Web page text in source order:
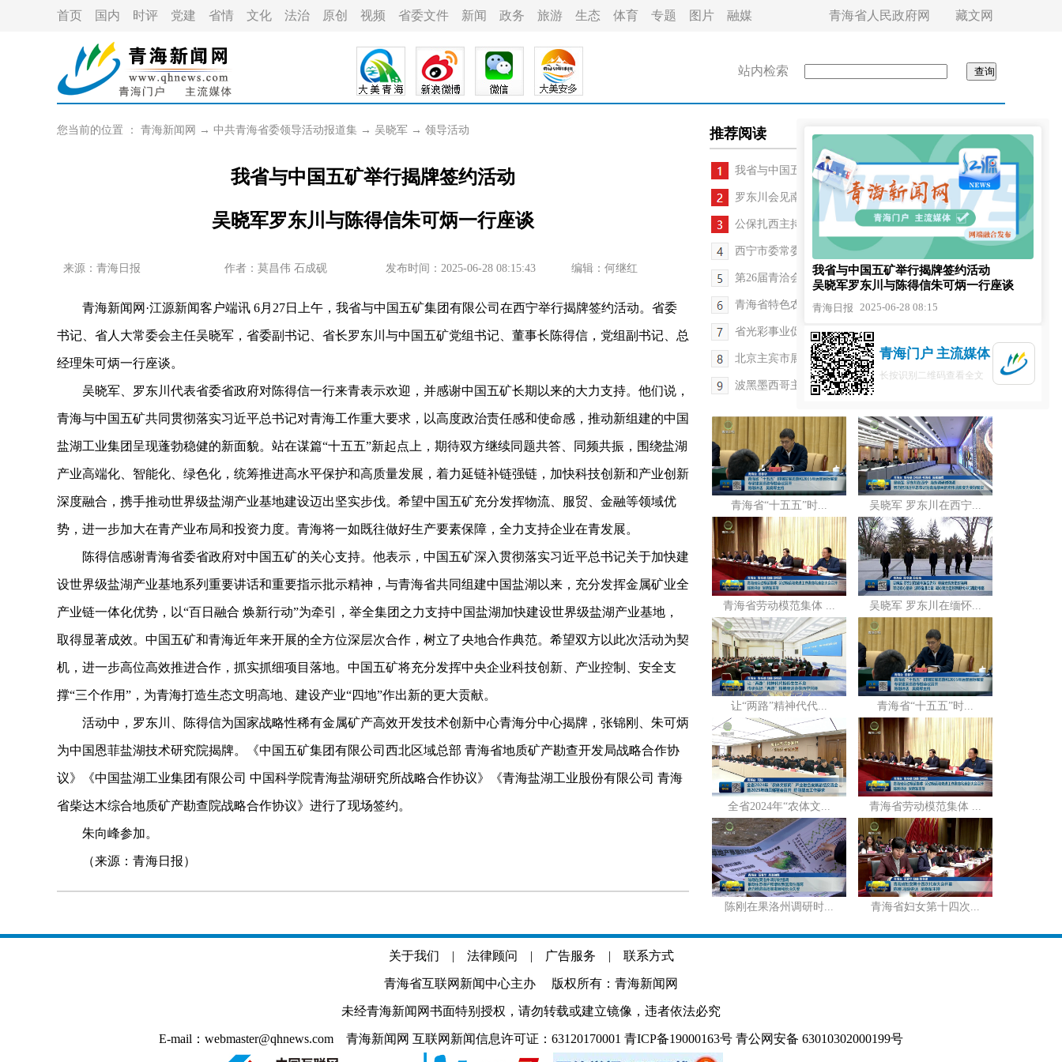
首页 国内 时评 党建 省情 文化 法治 原创 视频 省委文件 新闻 政务 旅游 生态 体育 专题 图片 融媒 青海省人民政府网 藏文网
站内检索
您当前的位置 ： 青海新闻网 → 中共青海省委领导活动报道集 → 吴晓军 → 领导活动
我省与中国五矿举行揭牌签约活动
吴晓军罗东川与陈得信朱可炳一行座谈
来源：青海日报 作者： 莫昌伟 石成砚 发布时间：2025-06-28 08:15:43 编辑：何继红
青海新闻网·江源新闻客户端讯 6月27日上午，我省与中国五矿集团有限公司在西宁举行揭牌签约活动。省委
书记、省人大常委会主任吴晓军，省委副书记、省长罗东川与中国五矿党组书记、董事长陈得信，党组副书记、总
经理朱可炳一行座谈。
吴晓军、罗东川代表省委省政府对陈得信一行来青表示欢迎，并感谢中国五矿长期以来的大力支持。他们说，
青海与中国五矿共同贯彻落实习近平总书记对青海工作重大要求，以高度政治责任感和使命感，推动新组建的中国
盐湖工业集团呈现蓬勃稳健的新面貌。站在谋篇“十五五”新起点上，期待双方继续同题共答、同频共振，围绕盐湖
产业高端化、智能化、绿色化，统筹推进高水平保护和高质量发展，着力延链补链强链，加快科技创新和产业创新
深度融合，携手推动世界级盐湖产业基地建设迈出坚实步伐。希望中国五矿充分发挥物流、服贸、金融等领域优
势，进一步加大在青产业布局和投资力度。青海将一如既往做好生产要素保障，全力支持企业在青发展。
陈得信感谢青海省委省政府对中国五矿的关心支持。他表示，中国五矿深入贯彻落实习近平总书记关于加快建
设世界级盐湖产业基地系列重要讲话和重要指示批示精神，与青海省共同组建中国盐湖以来，充分发挥金属矿业全
产业链一体化优势，以“百日融合 焕新行动”为牵引，举全集团之力支持中国盐湖加快建设世界级盐湖产业基地，
取得显著成效。中国五矿和青海近年来开展的全方位深层次合作，树立了央地合作典范。希望双方以此次活动为契
机，进一步高位高效推进合作，抓实抓细项目落地。中国五矿将充分发挥中央企业科技创新、产业控制、安全支
撑“三个作用”，为青海打造生态文明高地、建设产业“四地”作出新的更大贡献。
活动中，罗东川、陈得信为国家战略性稀有金属矿产高效开发技术创新中心青海分中心揭牌，张锦刚、朱可炳
为中国恩菲盐湖技术研究院揭牌。《中国五矿集团有限公司西北区域总部 青海省地质矿产勘查开发局战略合作协
议》《中国盐湖工业集团有限公司 中国科学院青海盐湖研究所战略合作协议》《青海盐湖工业股份有限公司 青海
省柴达木综合地质矿产勘查院战略合作协议》进行了现场签约。
朱向峰参加。
（来源：青海日报）
推荐阅读
我省与中国五矿举行揭牌签约活动
罗东川会见南宁市党政代表团一行
公保扎西主持召开省政协党组会议和主席会议
西宁市委常委会（扩大）会议召开 王卫东主持
第26届青洽会举办"对话青海民营经济"专题活动
青海省特色农牧业品牌推介签约会举行
省光彩事业促进会第四次会员代表大会召开
北京主宾市展馆举行开馆仪式 刘超致辞
波黑墨西哥主宾国展馆举行开馆仪式 王海红出席
青海省“十五五”时...
青海省劳动模范集体 ...
让“两路”精神代代...
全省2024年“农体文...
陈刚在果洛州调研时...
吴晓军 罗东川在西宁...
吴晓军 罗东川在缅怀...
青海省“十五五”时...
青海省劳动模范集体 ...
青海省妇女第十四次...
关于我们 | 法律顾问 | 广告服务 | 联系方式
青海省互联网新闻中心主办 版权所有：青海新闻网
未经青海新闻网书面特别授权，请勿转载或建立镜像，违者依法必究
E-mail：webmaster@qhnews.com 青海新闻网 互联网新闻信息许可证：63120170001 青ICP备19000163号 青公网安备 63010302000199号
我省与中国五矿举行揭牌签约活动
吴晓军罗东川与陈得信朱可炳一行座谈
青海日报 2025-06-28 08:15
青海门户 主流媒体
长按识别二维码查看全文